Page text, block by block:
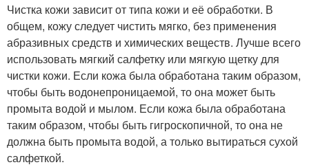
Чистка кожи зависит от типа кожи и её обработки. В
общем, кожу следует чистить мягко, без применения
абразивных средств и химических веществ. Лучше всего
использовать мягкий салфетку или мягкую щетку для
чистки кожи. Если кожа была обработана таким образом,
чтобы быть водонепроницаемой, то она может быть
промыта водой и мылом. Если кожа была обработана
таким образом, чтобы быть гигроскопичной, то она не
должна быть промыта водой, а только вытираться сухой
салфеткой.